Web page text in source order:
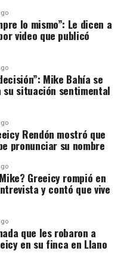
lo mismo”: Le dicen a
video que publicó
Mike Bahía se
situación sentimental
Rendón mostró que
pronunciar su nombre
Greeicy rompió en
y contó que vive
que les robaron a
en su finca en Llano